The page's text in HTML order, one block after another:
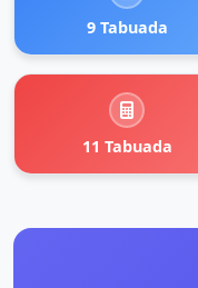
9 Tabuada
11 Tabuada